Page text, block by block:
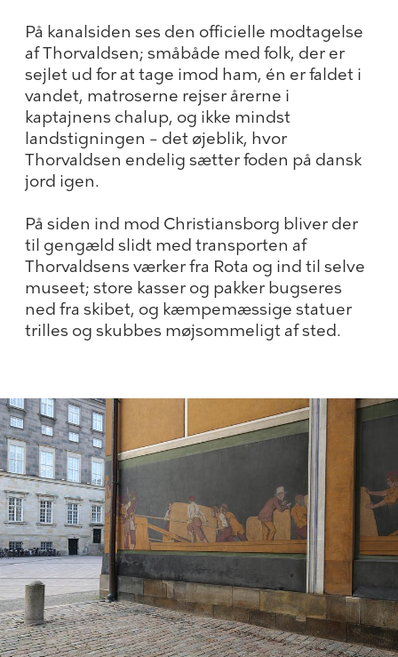
På kanalsiden ses den officielle modtagelse
af Thorvaldsen; småbåde med folk, der er
sejlet ud for at tage imod ham, én er faldet i
vandet, matroserne rejser årerne i
kaptajnens chalup, og ikke mindst
landstigningen – det øjeblik, hvor
Thorvaldsen endelig sætter foden på dansk
jord igen.
På siden ind mod Christiansborg bliver der
til gengæld slidt med transporten af
Thorvaldsens værker fra Rota og ind til selve
museet; store kasser og pakker bugseres
ned fra skibet, og kæmpemæssige statuer
trilles og skubbes møjsommeligt af sted.